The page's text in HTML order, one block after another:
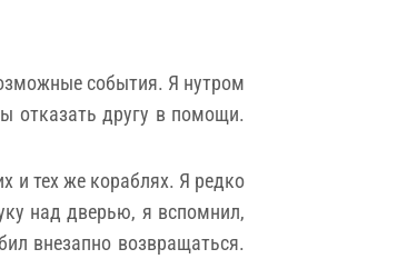
события. Я нутром
отказать другу в помощи.
и тех же кораблях. Я редко
над дверью, я вспомнил,
внезапно возвращаться.